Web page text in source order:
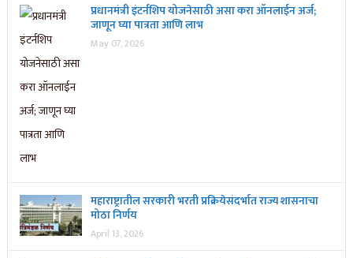
प्रधानमंत्री इंटर्नशिप योजनेसाठी असा करा ऑनलाईन अर्ज;
जाणून घ्या पात्रता आणि लाभ
May 07, 2026
महाराष्ट्रातील सरकारी भरती प्रक्रियेसंदर्भात राज्य शासनाचा
मोठा निर्णय
April 13, 2026